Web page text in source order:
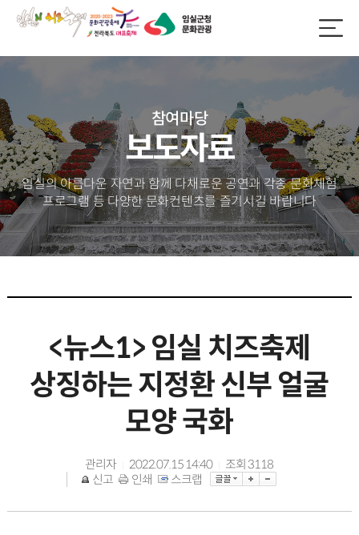
참여마당
보도자료
임실의 아름다운 자연과 함께 다채로운 공연과 각종 문화체험
프로그램 등다양한 문화컨텐츠를 즐기시길 바랍니다
<뉴스1> 임실 치즈축제
상징하는 지정환 신부 얼굴
모양 국화
관리자 2022.07.15 14:40 조회3118
신고
인쇄 스크랩